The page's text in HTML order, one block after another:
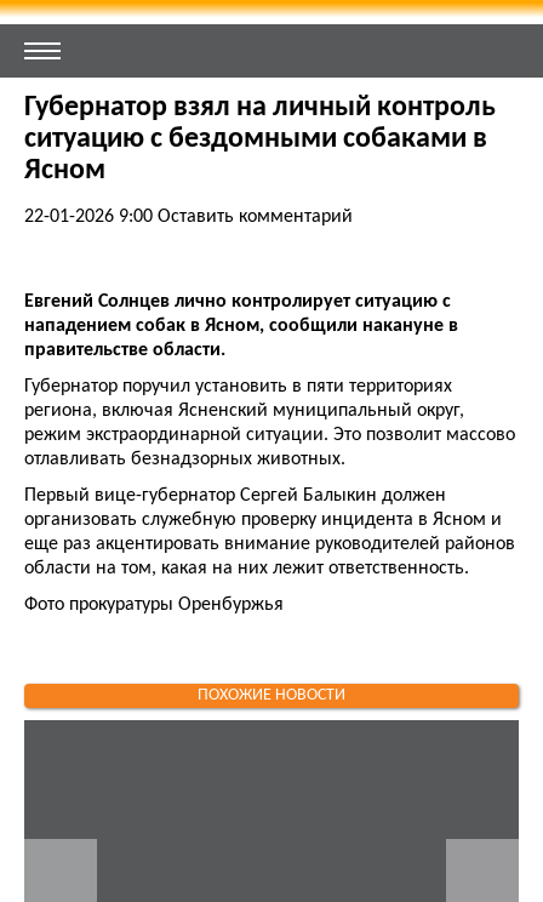
Губернатор взял на личный контроль
ситуацию с бездомными собаками в
Ясном
22-01-2026 9:00 Оставить комментарий
Евгений Солнцев лично контролирует ситуацию с
нападением собак в Ясном, сообщили накануне в
правительстве области.
Губернатор поручил установить в пяти территориях
региона, включая Ясненский муниципальный округ,
режим экстраординарной ситуации. Это позволит массово
отлавливать безнадзорных животных.
Первый вице-губернатор Сергей Балыкин должен
организовать служебную проверку инцидента в Ясном и
еще раз акцентировать внимание руководителей районов
области на том, какая на них лежит ответственность.
Фото прокуратуры Оренбуржья
ПОХОЖИЕ НОВОСТИ